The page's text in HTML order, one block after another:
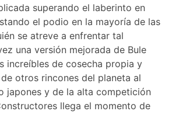
superando el laberinto en
el podio en la mayoría de las
se atreve a enfrentar tal
una versión mejorada de Bule
increíbles de cosecha propia y
otros rincones del planeta al
japones y de la alta competición
llega el momento de